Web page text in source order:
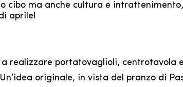
cibo ma anche cultura e
aprile!
realizzare portatovaglioli, centrotavola
originale, in vista del pranzo di